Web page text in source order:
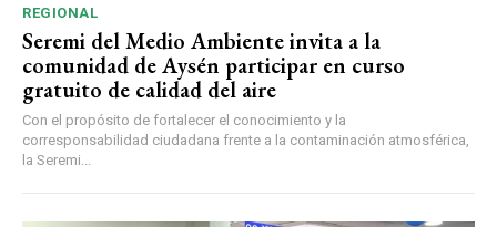
REGIONAL
Seremi del Medio Ambiente invita a la
comunidad de Aysén participar en curso
gratuito de calidad del aire
Con el propósito de fortalecer el conocimiento y la
corresponsabilidad ciudadana frente a la contaminación atmosférica,
la Seremi...